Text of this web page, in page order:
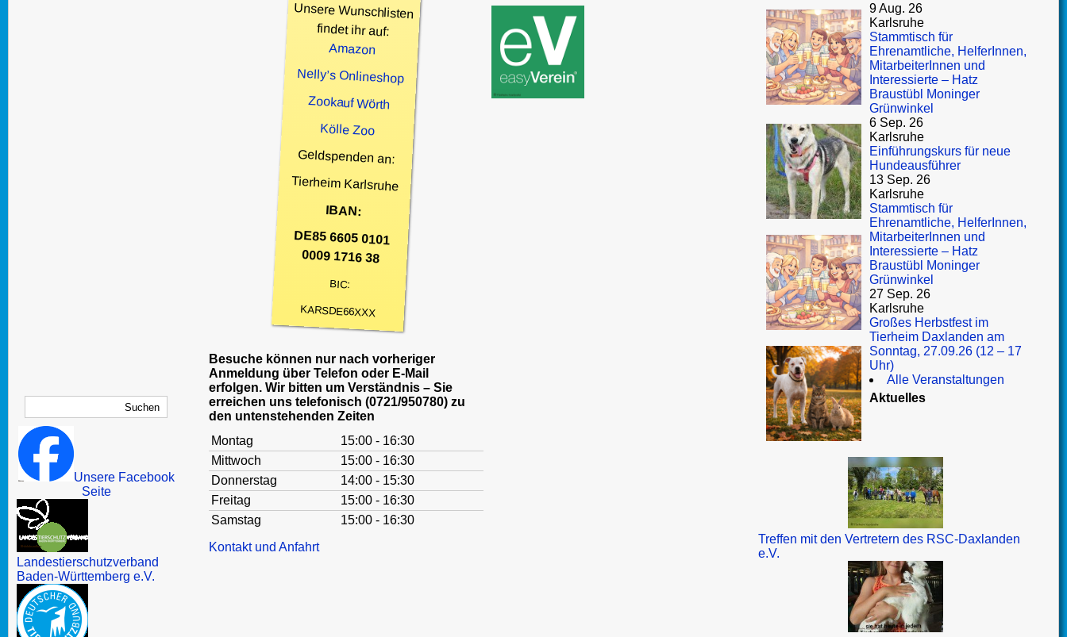
Unsere Facebook
Seite
Landestierschutzverband
Baden-Württemberg e.V.
Unsere Wunschlisten
findet ihr auf:
Amazon
Nelly’s Onlineshop
Zookauf Wörth
Kölle Zoo
Geldspenden an:
Tierheim Karlsruhe
IBAN:
DE85 6605 0101
0009 1716 38
BIC:
KARSDE66XXX
Besuche können nur nach vorheriger
Anmeldung über Telefon oder E-Mail
erfolgen. Wir bitten um Verständnis – Sie
erreichen uns telefonisch (0721/950780) zu
den untenstehenden Zeiten
Montag
15:00 - 16:30
Mittwoch
15:00 - 16:30
Donnerstag
14:00 - 15:30
Freitag
15:00 - 16:30
Samstag
15:00 - 16:30
Kontakt und Anfahrt
9 Aug. 26
Karlsruhe
Stammtisch für
Ehrenamtliche, HelferInnen,
MitarbeiterInnen und
Interessierte – Hatz
Braustübl Moninger
Grünwinkel
6 Sep. 26
Karlsruhe
Einführungskurs für neue
Hundeausführer
13 Sep. 26
Karlsruhe
Stammtisch für
Ehrenamtliche, HelferInnen,
MitarbeiterInnen und
Interessierte – Hatz
Braustübl Moninger
Grünwinkel
27 Sep. 26
Karlsruhe
Großes Herbstfest im
Tierheim Daxlanden am
Sonntag, 27.09.26 (12 – 17
Uhr)
Alle Veranstaltungen
Aktuelles
Treffen mit den Vertretern des RSC-Daxlanden
e.V.